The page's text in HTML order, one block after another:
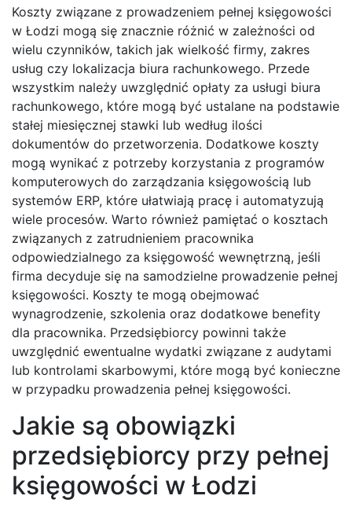
Koszty związane z prowadzeniem pełnej księgowości
w Łodzi mogą się znacznie różnić w zależności od
wielu czynników, takich jak wielkość firmy, zakres
usług czy lokalizacja biura rachunkowego. Przede
wszystkim należy uwzględnić opłaty za usługi biura
rachunkowego, które mogą być ustalane na podstawie
stałej miesięcznej stawki lub według ilości
dokumentów do przetworzenia. Dodatkowe koszty
mogą wynikać z potrzeby korzystania z programów
komputerowych do zarządzania księgowością lub
systemów ERP, które ułatwiają pracę i automatyzują
wiele procesów. Warto również pamiętać o kosztach
związanych z zatrudnieniem pracownika
odpowiedzialnego za księgowość wewnętrzną, jeśli
firma decyduje się na samodzielne prowadzenie pełnej
księgowości. Koszty te mogą obejmować
wynagrodzenie, szkolenia oraz dodatkowe benefity
dla pracownika. Przedsiębiorcy powinni także
uwzględnić ewentualne wydatki związane z audytami
lub kontrolami skarbowymi, które mogą być konieczne
w przypadku prowadzenia pełnej księgowości.
Jakie są obowiązki
przedsiębiorcy przy pełnej
księgowości w Łodzi